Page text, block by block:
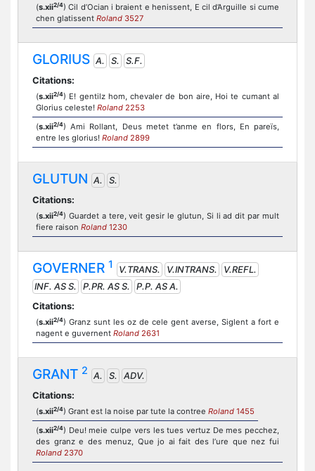
(s.xii2/4) Cil d’Ocian i braient e henissent, E cil d’Arguille si cume
chen glatissent Roland 3527
GLORIUS A. S.
S.F.
Citations:
(s.xii2/4) E! gentilz hom, chevaler de bon aire, Hoi te cumant al
Glorius celeste! Roland 2253
(s.xii2/4) Ami Rollant, Deus metet t’anme en flors, En pareïs,
entre les glorius! Roland 2899
GLUTUN A.
S.
Citations:
(s.xii2/4) Guardet a tere, veit gesir le glutun, Si li ad dit par mult
fiere raison Roland 1230
GOVERNER 1 V.TRANS. V.INTRANS.
V.REFL.
INF. AS S.
P.PR. AS S.
P.P. AS A.
Citations:
(s.xii2/4) Granz sunt les oz de cele gent averse, Siglent a fort e
nagent e guvernent Roland 2631
GRANT 2 A. S.
ADV.
Citations:
(s.xii2/4) Grant est la noise par tute la contree Roland 1455
(s.xii2/4) Deu! meie culpe vers les tues vertuz De mes pecchez,
des granz e des menuz, Que jo ai fait des l’ure que nez fui
Roland 2370